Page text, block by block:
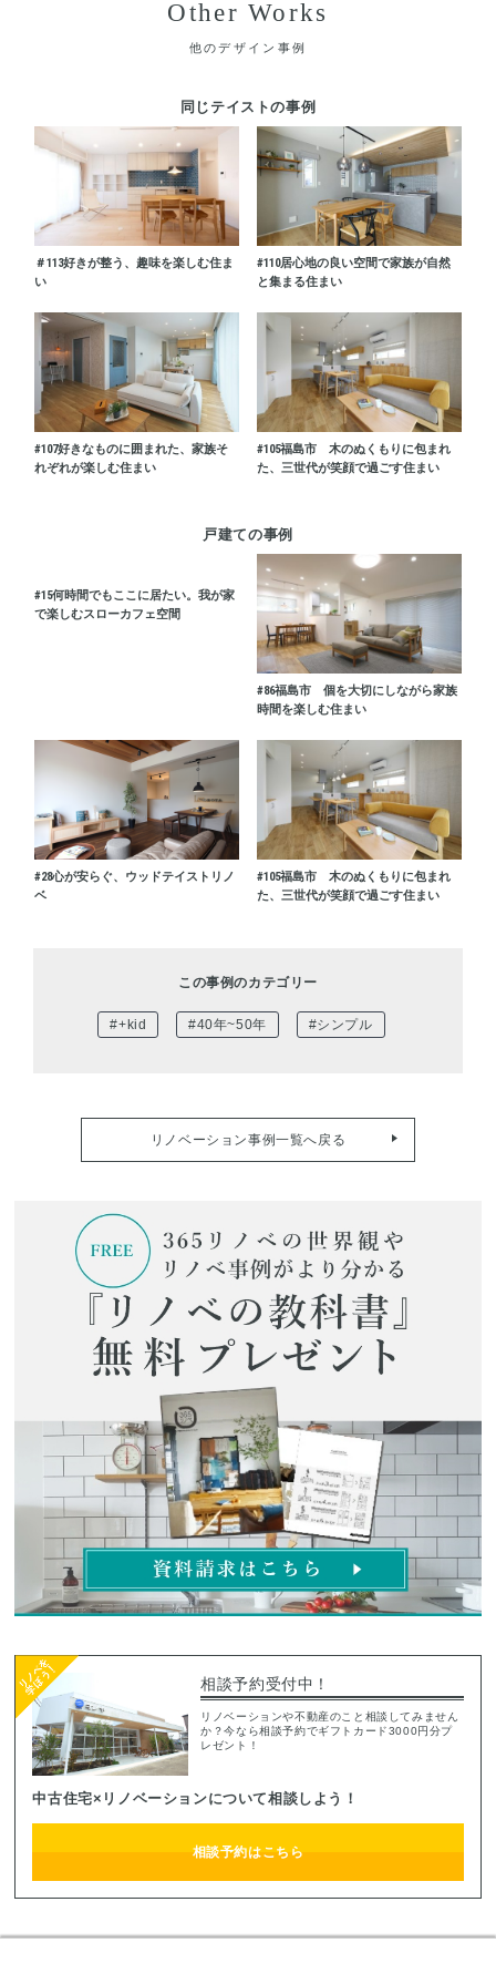
Other Works
他のデザイン事例
同じテイストの事例
＃113好きが整う、趣味を楽しむ住ま
い
#110居心地の良い空間で家族が自然
と集まる住まい
#107好きなものに囲まれた、家族そ
れぞれが楽しむ住まい
#105福島市 木のぬくもりに包まれ
た、三世代が笑顔で過ごす住まい
戸建ての事例
#15何時間でもここに居たい。我が家
で楽しむスローカフェ空間
#86福島市 個を大切にしながら家族
時間を楽しむ住まい
#28心が安らぐ、ウッドテイストリノ
ベ
#105福島市 木のぬくもりに包まれ
た、三世代が笑顔で過ごす住まい
この事例のカテゴリー
#+kid #40年~50年 #シンプル
リノベーション事例一覧へ戻る
相談予約受付中！
リノベーションや不動産のこと相談してみません
か？今なら相談予約でギフトカード3000円分プ
レゼント！
中古住宅×リノベーションについて相談しよう！
相談予約はこちら